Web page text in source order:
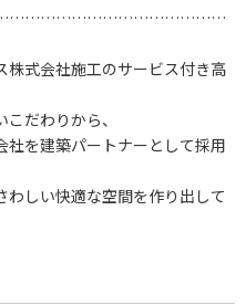
株式会社施工のサービス付き高
だわりから、
を建築パートナーとして採用
しい快適な空間を作り出して